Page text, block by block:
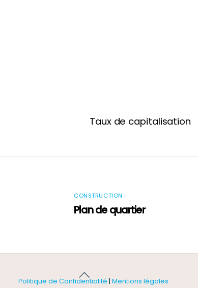
Taux de capitalisation
CONSTRUCTION
Plan de quartier
Back
To
Politique de Confidentialité |Mentions légales